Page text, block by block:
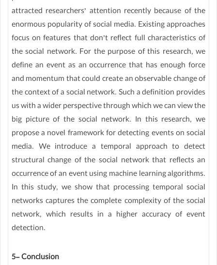
attracted researchers’ attention recently because of the
enormous popularity of social media. Existing approaches
focus on features that don’t reflect full characteristics of
the social network. For the purpose of this research, we
define an event as an occurrence that has enough force
and momentum that could create an observable change of
the context of a social network. Such a definition provides
us with a wider perspective through which we can view the
big picture of the social network. In this research, we
propose a novel framework for detecting events on social
media. We introduce a temporal approach to detect
structural change of the social network that reflects an
occurrence of an event using machine learning algorithms.
In this study, we show that processing temporal social
networks captures the complete complexity of the social
network, which results in a higher accuracy of event
detection.
5- Conclusion